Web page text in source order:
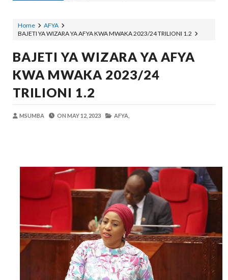
TANZANIA YAANGAZA TEKNOLOJIA
MGALU APONGEZA HATUA ZA
MSUMBA-Aug 08 2026
OKULY BLOG
Alex Sonna Aug 08 2026
WMA YAPONGEZWA KWA
MSUMBA-Aug 08 2026
Nilishikilia Cheo Kile Kile Kwa Miaka
Zawadi-Aug 08 2026
Home
AFYA
BAJETI YA WIZARA YA AFYA KWA MWAKA 2023/24 TRILIONI 1.2
BAJETI YA WIZARA YA AFYA
KWA MWAKA 2023/24
TRILIONI 1.2
MSUMBA ON MAY 12, 2023 AFYA,